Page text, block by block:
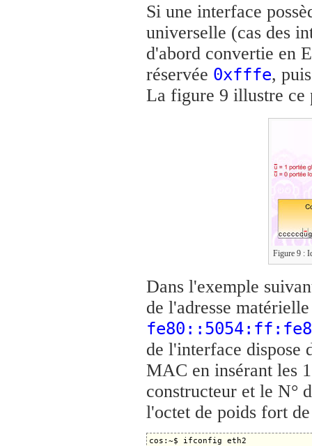
Si une interface
universelle (cas des
d'abord convertie en
réservée 0xfffe,
La figure 9 illustre ce
Figure 9 :
Dans l'exemple
de l'adresse
de l'interface
MAC en insérant les
constructeur et le N°
l'octet de poids fort
cos:~$ ifconfig eth2